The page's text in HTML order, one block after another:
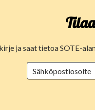
ja saat tietoa SOTE-